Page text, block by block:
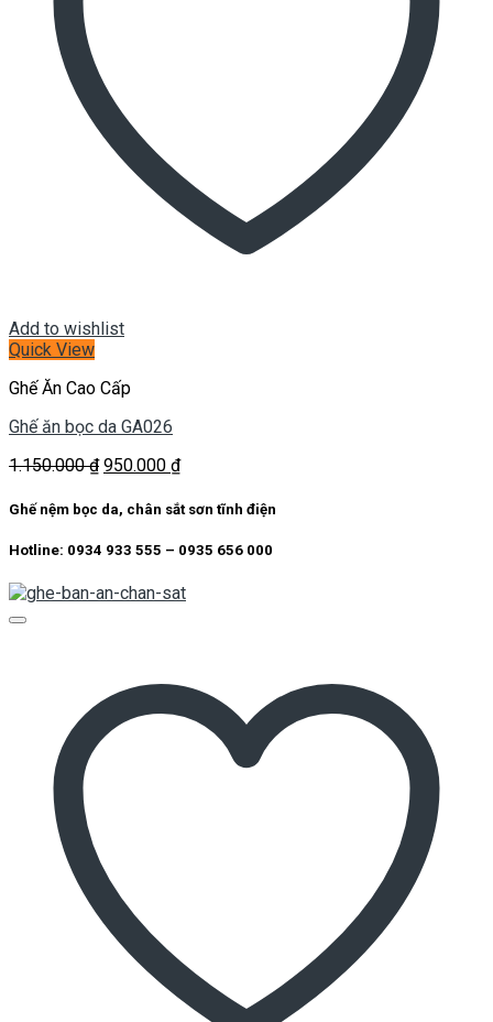
Add to wishlist
Quick View
Ghế Ăn Cao Cấp
Ghế ăn bọc da GA026
1.150.000₫ Giá
là:
950.000 ₫Giá
tại
950.000 ₫.
Ghế nệm bọc da, chân sắt sơn tĩnh điện
Hotline: 0934 933 555 – 0935 656 000